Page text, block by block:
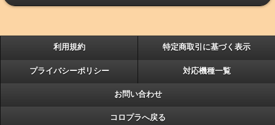
利用規約 特定商取引に基づく表示
プライバシーポリシー 対応機種一覧
お問い合わせ
コロプラへ戻る